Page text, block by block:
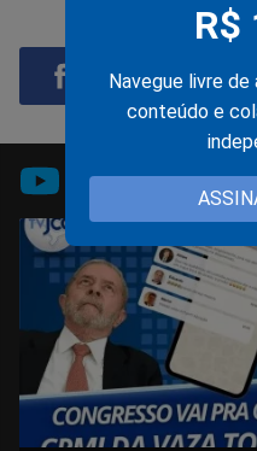
R$
Navegue livre de
conteúdo e
Compartilhar
no
Facebook
Compartilhar
no
Whatsapp
no
TV JCO